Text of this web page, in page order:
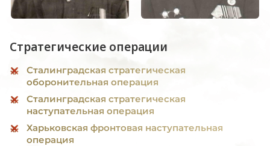
Стратегические операции
Сталинградская стратегическая
оборонительная операция
Сталинградская стратегическая
наступательная операция
Харьковская фронтовая наступательная
операция